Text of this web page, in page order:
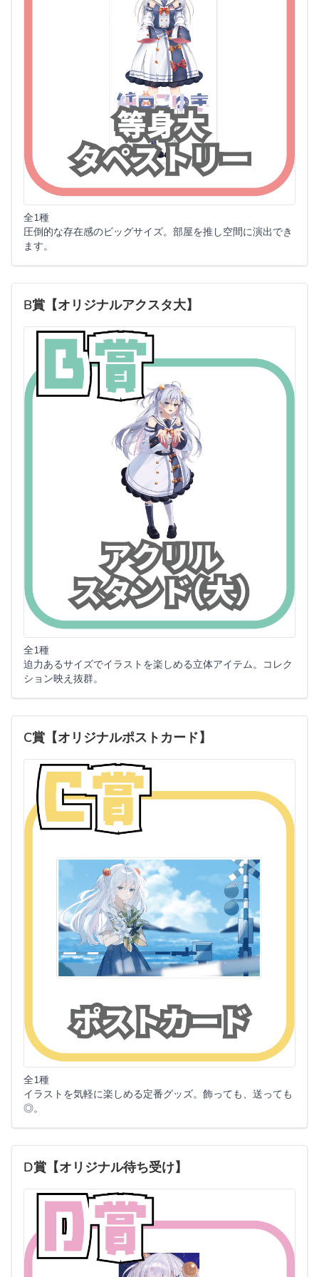
全1種
圧倒的な存在感のビッグサイズ。部屋を推し空間に演出でき
ます。
B賞【オリジナルアクスタ大】
全1種
迫力あるサイズでイラストを楽しめる立体アイテム。コレク
ション映え抜群。
C賞【オリジナルポストカード】
全1種
イラストを気軽に楽しめる定番グッズ。飾っても、送っても
◎。
D賞【オリジナル待ち受け】